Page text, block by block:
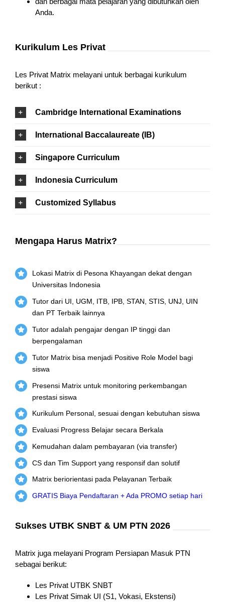
Anda.
Kurikulum Les Privat
Les Privat Matrix melayani untuk berbagai kurikulum
berikut :
Cambridge International Examinations
International Baccalaureate (IB)
Singapore Curriculum
Indonesia Curriculum
Customized Syllabus
Mengapa Harus Matrix?
Lokasi Matrix di Pesona Khayangan dekat dengan
Universitas Indonesia
Tutor dari UI, UGM, ITB, IPB, STAN, STIS, UNJ, UIN
dan PT Terbaik lainnya
Tutor adalah pengajar dengan IP tinggi dan
berpengalaman
Tutor Matrix bisa menjadi Positive Role Model bagi
siswa
Presensi Matrix untuk monitoring perkembangan
prestasi siswa
Kurikulum Personal, sesuai dengan kebutuhan siswa
Evaluasi Progress Belajar secara Berkala
Kemudahan dalam pembayaran (via transfer)
CS dan Tim Support yang responsif dan solutif
Matrix beriorientasi pada Pelayanan Terbaik
GRATIS Biaya Pendaftaran + Ada PROMO setiap hari
Sukses UTBK SNBT & UM PTN 2026
Matrix juga melayani Program Persiapan Masuk PTN
sebagai berikut:
Les Privat UTBK SNBT
Les Privat Simak UI (S1, Vokasi, Ekstensi)